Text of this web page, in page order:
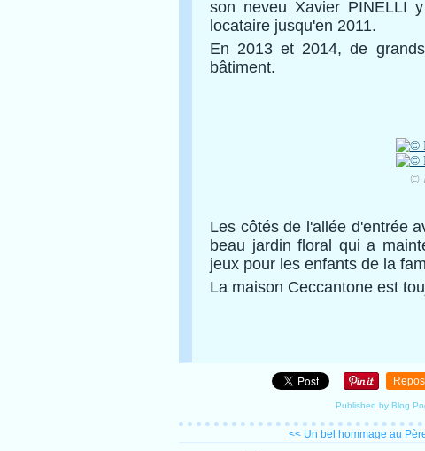
son neveu Xavier PINELLI
locataire jusqu'en 2011.
En 2013 et 2014, de
bâtiment.
©
Les côtés de l'allée d'entrée
beau jardin floral qui a
jeux pour les enfants de la
La maison Ceccantone est
Published by Blog
<< Un bel hommage au